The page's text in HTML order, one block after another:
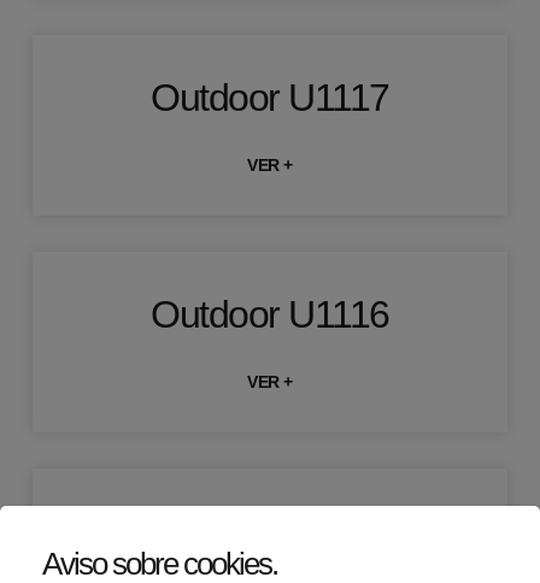
Outdoor U1117
VER +
Outdoor U1116
VER +
Aviso sobre cookies.